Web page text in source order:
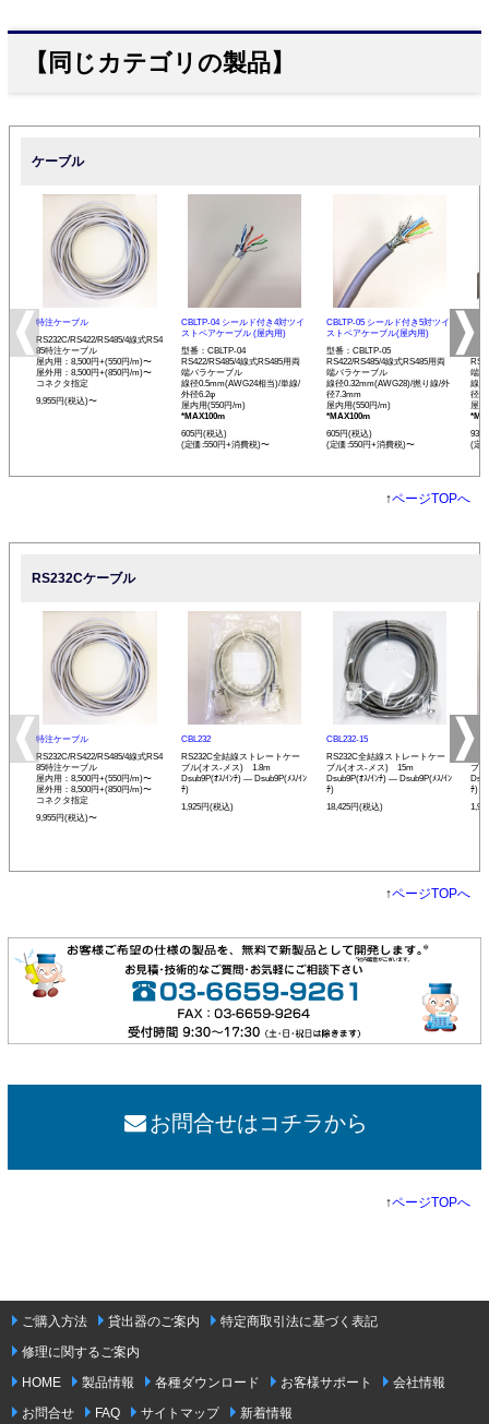
【同じカテゴリの製品】
ケーブル
特注ケーブル
RS232C/RS422/RS485/4線式RS4
85特注ケーブル
屋内用：8,500円+(550円/m)〜
屋外用：8,500円+(850円/m)〜
コネクタ指定
9,955円(税込)〜
CBLTP-04 シールド付き4対ツイ
ストペアケーブル (屋内用)
型番：CBLTP-04
RS422/RS485/4線式RS485用両
端バラケーブル
線径0.5mm(AWG24相当)/単線/
外径6.2φ
屋内用(550円/m)
*MAX100m
605円(税込)
(定価:550円+消費税)〜
CBLTP-05 シールド付き5対ツイ
ストペアケーブル(屋内用)
型番：CBLTP-05
RS422/RS485/4線式RS485用両
端バラケーブル
線径0.32mm(AWG28)/撚り線/外
径7.3mm
屋内用(550円/m)
*MAX100m
605円(税込)
(定価:550円+消費税)〜
イ
端
線
径
屋
935
(定
↑ページTOPへ
RS232Cケーブル
特注ケーブル
RS232C/RS422/RS485/4線式RS4
85特注ケーブル
屋内用：8,500円+(550円/m)〜
屋外用：8,500円+(850円/m)〜
コネクタ指定
9,955円(税込)〜
CBL232
RS232C全結線ストレートケー
ブル(オス-メス) 1.8m
Dsub9P(ｵｽ/ｲﾝﾁ) ― Dsub9P(ﾒｽ/ｲﾝ
ﾁ)
1,925円(税込)
CBL232-15
RS232C全結線ストレートケー
ブル(オス-メス) 15m
Dsub9P(ｵｽ/ｲﾝﾁ) ― Dsub9P(ﾒｽ/ｲﾝ
ﾁ)
18,425円(税込)
ブ
ﾁ)
↑ページTOPへ
お問合せはコチラから
↑ページTOPへ
ご購入方法 貸出器のご案内
特定商取引法に基づく表記
修理に関するご案内
HOME
製品情報 各種ダウンロード お客様サポート
会社情報
お問合せ
FAQ サイトマップ 新着情報